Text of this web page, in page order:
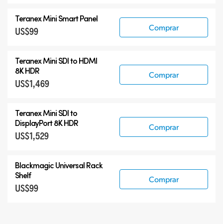
Teranex Mini Smart Panel
US$99 Comprar
Teranex MiniSDI to HDMI
8K HDR
US$1,469
Comprar
Teranex MiniSDI to
DisplayPort 8K HDR
US$1,529
Comprar
Blackmagic Universal Rack
Shelf
US$99
Comprar